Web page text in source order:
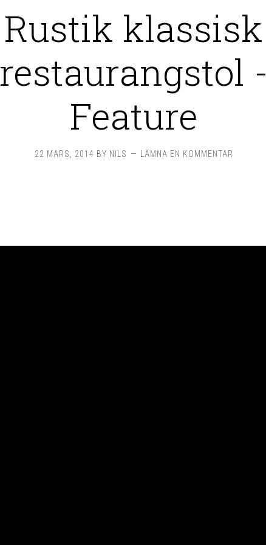
Rustik klassisk
restaurangstol -
Feature
22 MARS, 2014 BY NILS LÄMNA EN KOMMENTAR